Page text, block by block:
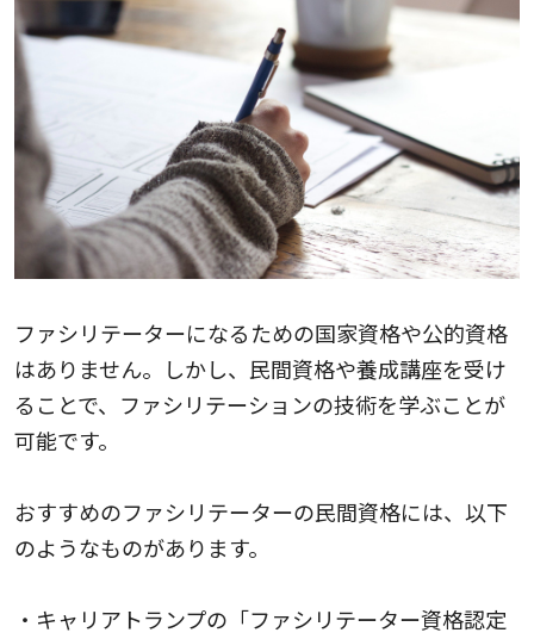
ファシリテーターになるための国家資格や公的資格
はありません。しかし、民間資格や養成講座を受け
ることで、ファシリテーションの技術を学ぶことが
可能です。
おすすめのファシリテーターの民間資格には、以下
のようなものがあります。
・キャリアトランプの「ファシリテーター資格認定